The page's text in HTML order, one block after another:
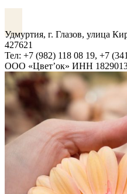
Удмуртия, г. Глазов, улица
427621
Тел: +7 (982) 118 08 19, +7
ООО «Цвет’ок» ИНН